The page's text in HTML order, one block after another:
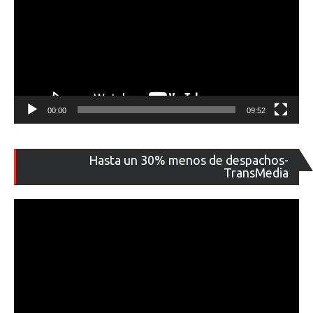
00:00 09:52
Hasta un 30% menos de despachos-
TransMedia
de